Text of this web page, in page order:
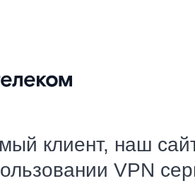
клиент, наш
VPN